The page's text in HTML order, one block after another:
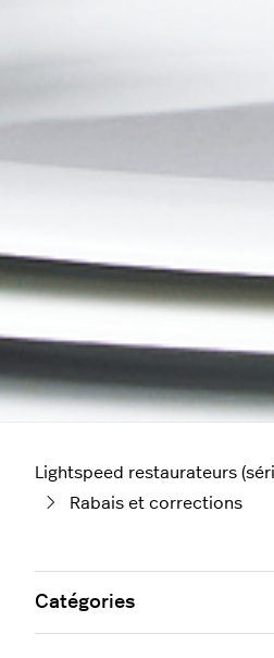
Lightspeed restaurateurs
Rabais et corrections
Catégories